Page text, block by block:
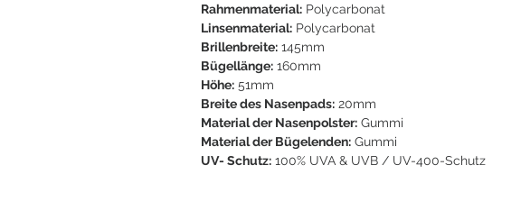
Rahmenmaterial: Polycarbonat
Linsenmaterial: Polycarbonat
Brillenbreite: 145mm
Bügellänge: 160mm
Höhe: 51mm
Breite des Nasenpads: 20mm
Material der Nasenpolster: Gummi
Material der Bügelenden: Gummi
UV- Schutz: 100% UVA & UVB / UV-400-Schutz